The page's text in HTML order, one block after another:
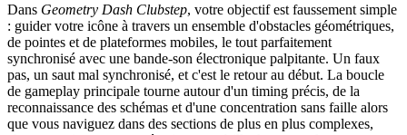
Dans Geometry Dash Clubstep, votre objectif est faussement simple
: guider votre icône à travers un ensemble d'obstacles géométriques,
de pointes et de plateformes mobiles, le tout parfaitement
synchronisé avec une bande-son électronique palpitante. Un faux
pas, un saut mal synchronisé, et c'est le retour au début. La boucle
de gameplay principale tourne autour d'un timing précis, de la
reconnaissance des schémas et d'une concentration sans faille alors
que vous naviguez dans des sections de plus en plus complexes,